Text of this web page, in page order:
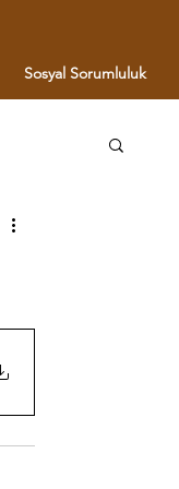
Sosyal Sorumluluk